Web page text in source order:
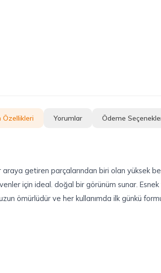
Özellikleri Yorumlar Ödeme
araya getiren parçalarından biri olan yüksek
için ideal. doğal bir görünüm sunar.
ömürlüdür ve her kullanımda ilk günkü